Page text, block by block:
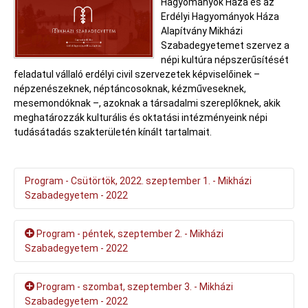
Erdélyi Hagyományok Háza
Alapítvány Mikházi
Szabadegyetemet szervez a
népi kultúra népszerűsítését
feladatul vállaló erdélyi civil szervezetek képviselőinek –
népzenészeknek, néptáncosoknak, kézműveseknek,
mesemondóknak –, azoknak a társadalmi szereplőknek, akik
meghatározzák kulturális és oktatási intézményeink népi
tudásátadás szakterületén kínált tartalmait.
Program - Csütörtök, 2022. szeptember 1. - Mikházi
Szabadegyetem - 2022
Csütörtök, 2022. szeptember 1.
18:00 DOMJÁN 115 ⎮30 - Kiállításmegnyitó a mikházi Janka
mesterének munkáiból
Domján József a színes fametszés világhírű mestere
Program - péntek, szeptember 2. - Mikházi
Szabadegyetem - 2022
Péntek, 2022. szeptember 2.
Program - szombat, szeptember 3. - Mikházi
Szabadegyetem - 2022